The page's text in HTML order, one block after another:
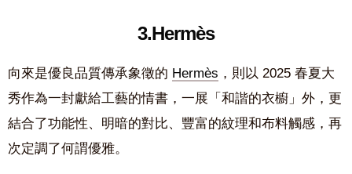
3.Hermès
向來是優良品質傳承象徵的 Hermès ，則以 2025 春夏大
秀作為一封獻給工藝的情書，一展「和諧的衣櫥」外，更
結合了功能性、明暗的對比、豐富的紋理和布料觸感，再
次定調了何謂優雅。